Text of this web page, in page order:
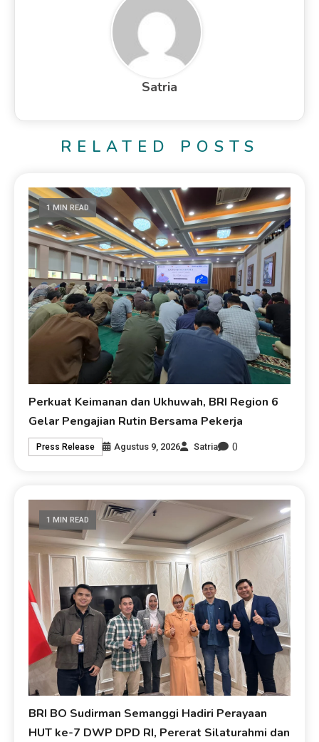
Satria
RELATED POSTS
1 MIN READ
Perkuat Keimanan dan Ukhuwah, BRI Region 6
Gelar Pengajian Rutin Bersama Pekerja
Press Release Agustus 9, 2026 Satria 0
1 MIN READ
BRI BO Sudirman Semanggi Hadiri Perayaan
HUT ke-7 DWP DPD RI, Pererat Silaturahmi dan